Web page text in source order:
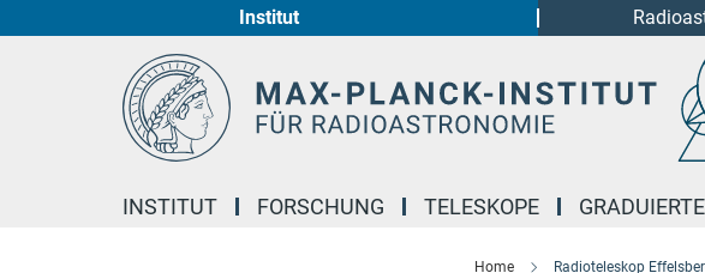
Institut
INSTITUT FORSCHUNG TELESKOPE
Home Radioteleskop